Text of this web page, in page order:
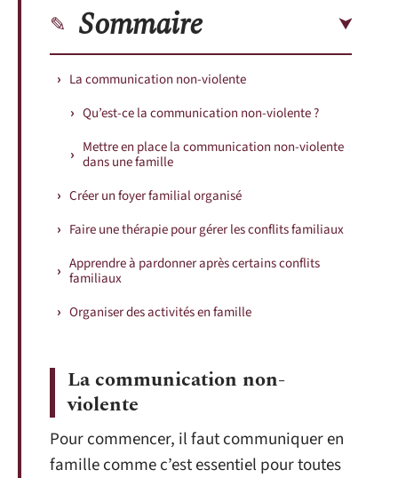
Sommaire
La communication non-violente
Qu’est-ce la communication non-violente ?
Mettre en place la communication non-violente
dans une famille
Créer un foyer familial organisé
Faire une thérapie pour gérer les conflits familiaux
Apprendre à pardonner après certains conflits
familiaux
Organiser des activités en famille
La communication non-
violente
Pour commencer, il faut communiquer en
famille comme c’est essentiel pour toutes